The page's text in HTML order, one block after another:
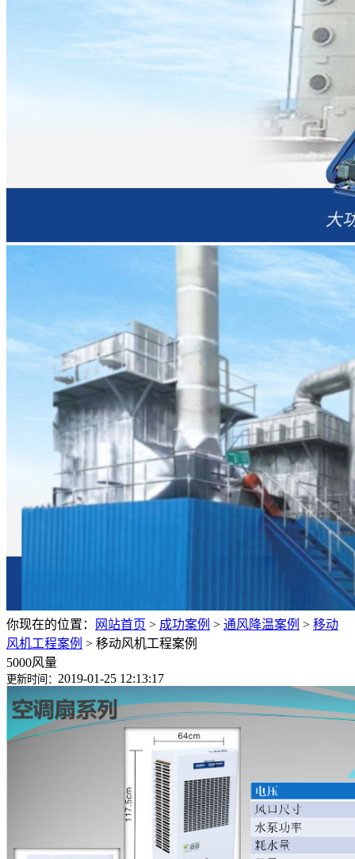
你现在的位置： 网站首页 > 成功案例 > 通风降温案例 > 移动
风机工程案例 > 移动风机工程案例
5000风量
更新时间： 2019-01-25 12:13:17